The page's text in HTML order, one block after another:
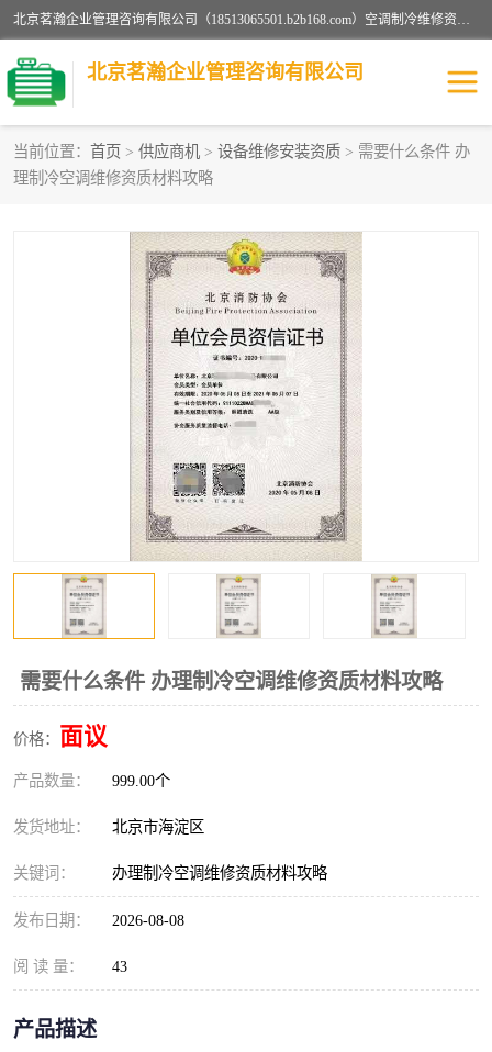
北京茗瀚企业管理咨询有限公司（18513065501.b2b168.com）空调制冷维修资质,油烟管道清洗资质,清洗行业资质公司秉承“顾客至上，锐意进缺的经营理念，我们提供高质量的产品，坚持“客户”的原则为广大客户提供贴心服务。如果你对公司的产品感兴趣，可以联系高经理，我们会用好的产品和服务让您满意。
北京茗瀚企业管理咨询有限公司
当前位置： 首页 > 供应商机 > 设备维修安装资质 > 需要什么条件 办
理制冷空调维修资质材料攻略
需要什么条件 办理制冷空调维修资质材料攻略
价格： 面议
产品数量： 999.00个
发货地址： 北京市海淀区
关键词： 办理制冷空调维修资质材料攻略
发布日期： 2026-08-08
阅 读 量： 43
产品描述
烟道清洗资质
认证服务
防爆电气维修安装资质 空调制冷维修安装资质
矿用设备检修资质